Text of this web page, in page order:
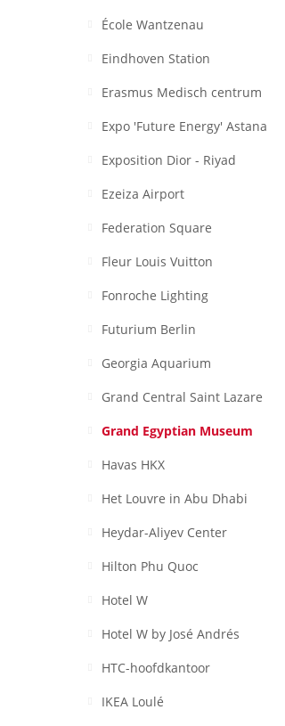
École Wantzenau
Eindhoven Station
Erasmus Medisch centrum
Expo 'Future Energy' Astana
Exposition Dior - Riyad
Ezeiza Airport
Federation Square
Fleur Louis Vuitton
Fonroche Lighting
Futurium Berlin
Georgia Aquarium
Grand Central Saint Lazare
Grand Egyptian Museum
Havas HKX
Het Louvre in Abu Dhabi
Heydar-Aliyev Center
Hilton Phu Quoc
Hotel W
Hotel W by José Andrés
HTC-hoofdkantoor
IKEA Loulé